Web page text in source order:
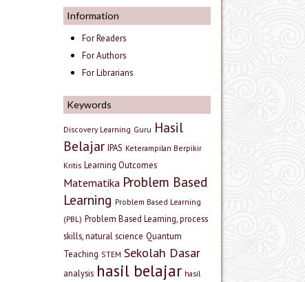
Information
For Readers
For Authors
For Librarians
Keywords
Discovery Learning Guru Hasil
Belajar IPAS Keterampilan Berpikir
Kritis Learning Outcomes
Matematika Problem Based
Learning Problem Based Learning
(PBL) Problem Based Learning, process
skills, natural science Quantum
Teaching STEM Sekolah Dasar
analysis hasil belajar hasil